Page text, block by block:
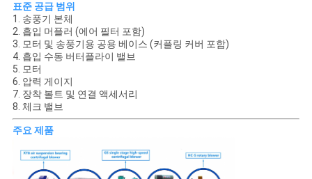
표준 공급 범위
1. 송풍기 본체
2. 흡입 머플러 (에어 필터 포함)
3. 모터 및 송풍기용 공용 베이스 (커플링 커버 포함)
4. 흡입 수동 버터플라이 밸브
5. 모터
6. 압력 게이지
7. 장착 볼트 및 연결 액세서리
8. 체크 밸브
주요 제품